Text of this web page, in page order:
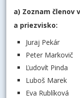
a) Zoznam členov
a priezvisko:
Juraj Pekár
Peter Markovič
Ľudovít Pinda
Luboš Marek
Eva Rublíková